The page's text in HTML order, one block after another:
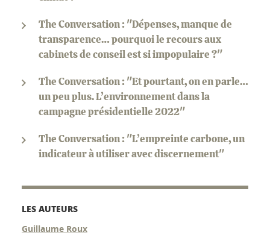
The Conversation : "Dépenses, manque de
transparence… pourquoi le recours aux
cabinets de conseil est si impopulaire ?"
The Conversation : "Et pourtant, on en parle…
un peu plus. L’environnement dans la
campagne présidentielle 2022"
The Conversation : "L’empreinte carbone, un
indicateur à utiliser avec discernement"
LES AUTEURS
Guillaume Roux